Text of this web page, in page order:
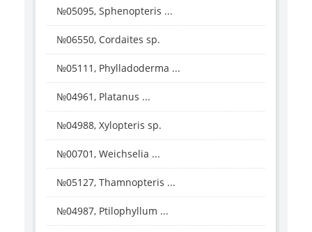
№05095, Sphenopteris ...
№06550, Cordaites sp.
№05111, Phylladoderma ...
№04961, Platanus ...
№04988, Xylopteris sp.
№00701, Weichselia ...
№05127, Thamnopteris ...
№04987, Ptilophyllum ...